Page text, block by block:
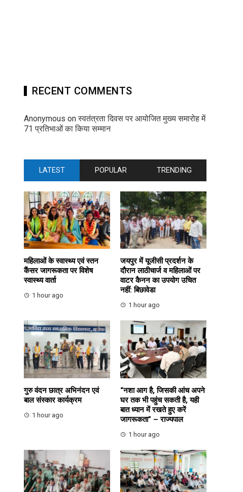
RECENT COMMENTS
Anonymous onस्वतंत्रता दिवस पर आयोजित मुख्य समारोह में
71 प्रतिभाओं का किया सम्मान
LATEST POPULAR TRENDING
महिलाओं के स्वास्थ्य एवं स्तन
कैंसर जागरूकता पर विशेष
स्वास्थ्य वार्ता
1 hour ago
जयपुर में यूजीसी प्रदर्शन के
दौरान लाठीचार्ज व महिलाओं पर
वाटर कैनन का उपयोग उचित
नहीं: बिछावेडा
1 hour ago
गुरु वंदन छात्र अभिनंदन एवं
बाल संस्कार कार्यक्रम
1 hour ago
“नशा आग है, जिसकी आंच अपने
घर तक भी पहुंच सकती है, यही
बात ध्यान में रखते हुए करें
जागरूकता” – राज्यपाल
1 hour ago